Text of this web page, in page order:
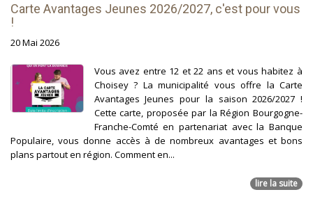
Carte Avantages Jeunes 2026/2027, c'est pour vous
!
20 Mai 2026
Vous avez entre 12 et 22 ans et vous habitez à
Choisey ? La municipalité vous offre la Carte
Avantages Jeunes pour la saison 2026/2027 !
Cette carte, proposée par la Région Bourgogne-
Franche-Comté en partenariat avec la Banque
Populaire, vous donne accès à de nombreux avantages et bons
plans partout en région. Comment en...
lire la suite